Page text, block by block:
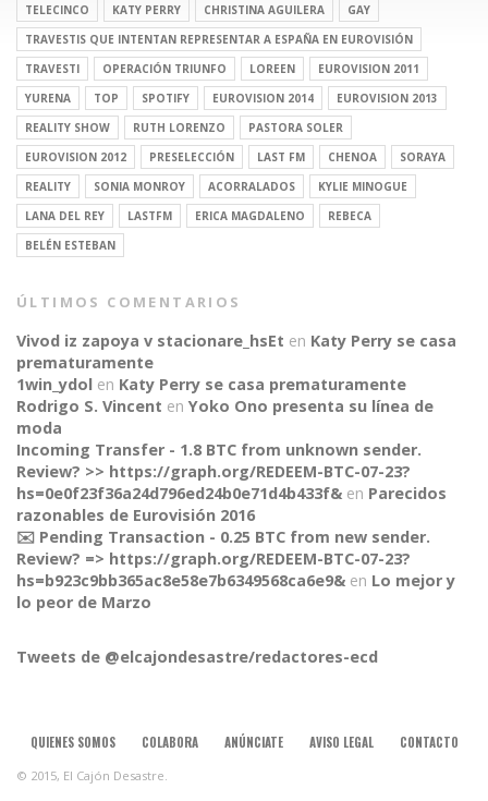
CONNECT
TELECINCO
KATY PERRY CHRISTINA AGUILERA
GAY
TRAVESTIS QUE INTENTAN REPRESENTAR A ESPAÑA EN EUROVISIÓN
TRAVESTI
OPERACIÓN TRIUNFO LOREEN
EUROVISION 2011
YURENA
TOP SPOTIFY EUROVISION 2014
EUROVISION 2013
REALITY SHOW
RUTH LORENZO
PASTORA SOLER
EUROVISION 2012
PRESELECCIÓN LAST FM CHENOA
SORAYA
REALITY
SONIA MONROY ACORRALADOS
KYLIE MINOGUE
LANA DEL REY
LASTFM ERICA MAGDALENO
REBECA
BELÉN ESTEBAN
ÚLTIMOS COMENTARIOS
Vivod iz zapoya v stacionare_hsEt en Katy Perry se casa
prematuramente
1win_ydol en Katy Perry se casa prematuramente
Rodrigo S. Vincent en Yoko Ono presenta su línea de
moda
Incoming Transfer - 1.8 BTC from unknown sender.
Review? >> https://graph.org/REDEEM-BTC-07-23?
hs=0e0f23f36a24d796ed24b0e71d4b433f& en Parecidos
razonables de Eurovisión 2016
✉️ Pending Transaction - 0.25 BTC from new sender.
Review? => https://graph.org/REDEEM-BTC-07-23?
hs=b923c9bb365ac8e58e7b6349568ca6e9& en Lo mejor y
lo peor de Marzo
Tweets de @elcajondesastre/redactores-ecd
QUIENES SOMOS COLABORA ANÚNCIATE AVISO LEGAL CONTACTO
© 2015, El Cajón Desastre.